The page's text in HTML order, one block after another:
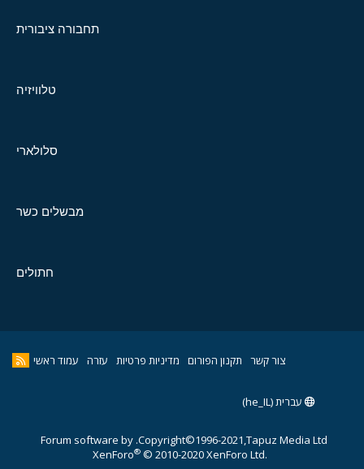
תחבורה ציבורית
טלוויזיה
סלולארי
מבשלים כשר
חתולים
צור קשר תקנון הפורום מדיניות פרטיות עזרה עמוד ראשי
עברית (he_IL)
Copyright©1996-2021,Tapuz Media Ltd.
Forum software by
XenForo® © 2010-2020 XenForo Ltd.